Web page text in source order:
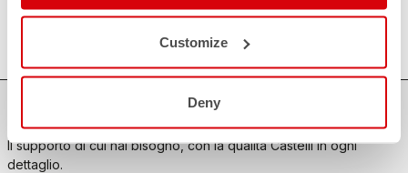
Customize
Deny
Nessun problema, abbiamo tutte le risposte!
ACQUISTA IN SICUREZZA
Il supporto di cui hai bisogno, con la qualità Castelli in ogni
dettaglio.